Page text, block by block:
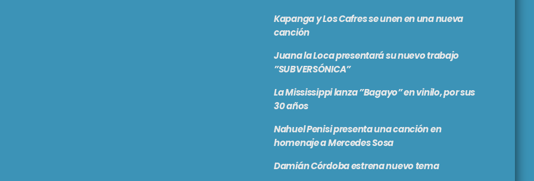
Kapanga y Los Cafres se unen en una nueva
canción
Juana la Loca presentará su nuevo trabajo
”SUBVERSÓNICA”
La Mississippi lanza ”Bagayo” en vinilo, por sus
30 años
Nahuel Penisi presenta una canción en
homenaje a Mercedes Sosa
Damián Córdoba estrena nuevo tema